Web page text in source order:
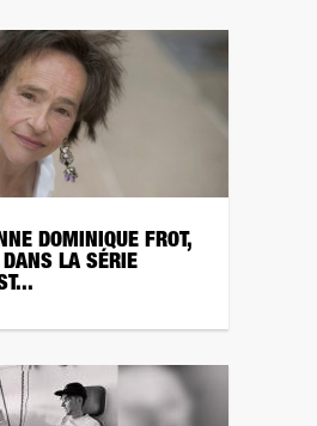
DOMINIQUE FROT,
DANS LA SÉRIE